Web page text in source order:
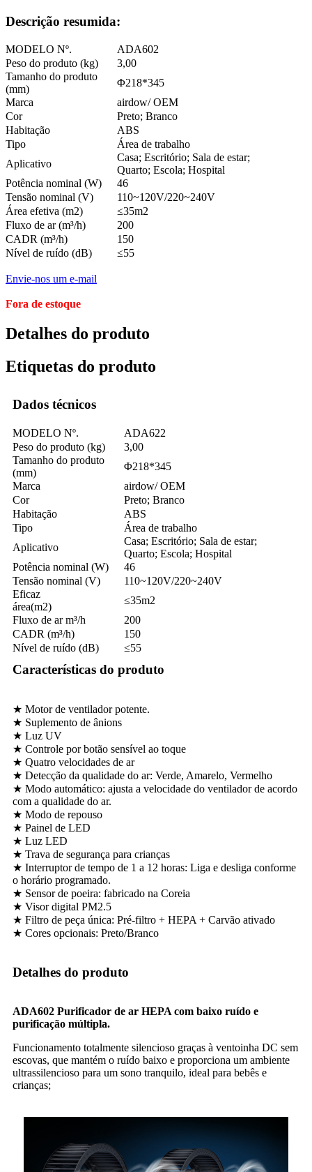
Descrição resumida:
MODELO Nº.
ADA602
Peso do produto (kg)
3,00
Tamanho do produto
(mm)
Φ218*345
Marca
airdow/ OEM
Cor
Preto; Branco
Habitação
ABS
Tipo
Área de trabalho
Aplicativo
Casa; Escritório; Sala de estar;
Quarto; Escola; Hospital
Potência nominal (W)
46
Tensão nominal (V)
110~120V/220~240V
Área efetiva (m2)
≤35m2
Fluxo de ar (m³/h)
200
CADR (m³/h)
150
Nível de ruído (dB)
≤55
Envie-nos um e-mail
Fora de estoque
Detalhes do produto
Etiquetas do produto
Dados técnicos
MODELO Nº.
ADA622
Peso do produto (kg)
3,00
Tamanho do produto
(mm)
Φ218*345
Marca
airdow/ OEM
Cor
Preto; Branco
Habitação
ABS
Tipo
Área de trabalho
Aplicativo
Casa; Escritório; Sala de estar;
Quarto; Escola; Hospital
Potência nominal (W)
46
Tensão nominal (V)
110~120V/220~240V
Eficaz
área(m2)
≤35m2
Fluxo de ar m³/h
200
CADR (m³/h)
150
Nível de ruído (dB)
≤55
Características do produto
★ Motor de ventilador potente.
★ Suplemento de ânions
★ Luz UV
★ Controle por botão sensível ao toque
★ Quatro velocidades de ar
★ Detecção da qualidade do ar: Verde, Amarelo, Vermelho
★ Modo automático: ajusta a velocidade do ventilador de acordo
com a qualidade do ar.
★ Modo de repouso
★ Painel de LED
★ Luz LED
★ Trava de segurança para crianças
★ Interruptor de tempo de 1 a 12 horas: Liga e desliga conforme
o horário programado.
★ Sensor de poeira: fabricado na Coreia
★ Visor digital PM2.5
★ Filtro de peça única: Pré-filtro + HEPA + Carvão ativado
★ Cores opcionais: Preto/Branco
Detalhes do produto
ADA602 Purificador de ar HEPA com baixo ruído e
purificação múltipla.
Funcionamento totalmente silencioso graças à ventoinha DC sem
escovas, que mantém o ruído baixo e proporciona um ambiente
ultrassilencioso para um sono tranquilo, ideal para bebês e
crianças;